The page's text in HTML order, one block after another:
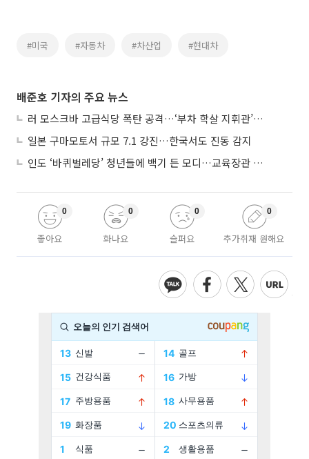
#미국 #자동차 #차산업 #현대차
배준호 기자의 주요 뉴스
러 모스크바 고급식당 폭탄 공격…‘부차 학살 지휘관’ 노렸나
일본 구마모토서 규모 7.1 강진…한국서도 진동 감지
인도 ‘바퀴벌레당’ 청년들에 백기 든 모디…교육장관 사퇴
좋아요
0
화나요
0
슬퍼요
0
추가취재 원해요
0